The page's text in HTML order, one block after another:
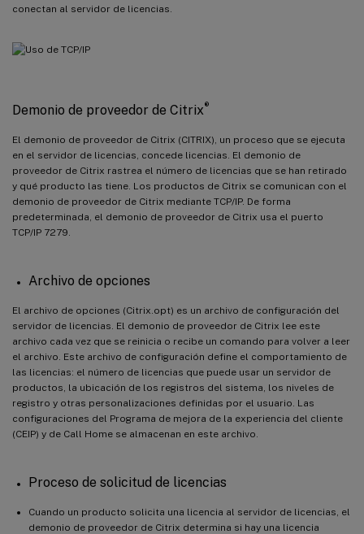
conectan al servidor de licencias.
Demonio de proveedor de Citrix®
El demonio de proveedor de Citrix (CITRIX), un proceso que se ejecuta
en el servidor de licencias, concede licencias. El demonio de
proveedor de Citrix rastrea el número de licencias que se han retirado
y qué producto las tiene. Los productos de Citrix se comunican con el
demonio de proveedor de Citrix mediante TCP/IP. De forma
predeterminada, el demonio de proveedor de Citrix usa el puerto
TCP/IP 7279.
Archivo de opciones
El archivo de opciones (Citrix.opt) es un archivo de configuración del
servidor de licencias. El demonio de proveedor de Citrix lee este
archivo cada vez que se reinicia o recibe un comando para volver a leer
el archivo. Este archivo de configuración define el comportamiento de
las licencias: el número de licencias que puede usar un servidor de
productos, la ubicación de los registros del sistema, los niveles de
registro y otras personalizaciones definidas por el usuario. Las
configuraciones del Programa de mejora de la experiencia del cliente
(CEIP) y de Call Home se almacenan en este archivo.
Proceso de solicitud de licencias
Cuando un producto solicita una licencia al servidor de licencias, el
demonio de proveedor de Citrix determina si hay una licencia